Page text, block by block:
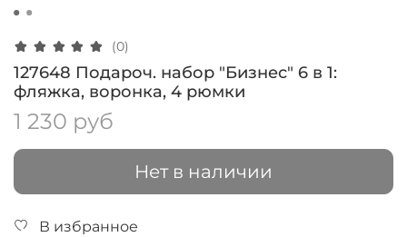
(0)
127648 Подароч. набор "Бизнес" 6 в 1:
фляжка, воронка, 4 рюмки
1 230 руб
Нет в наличии
В избранное